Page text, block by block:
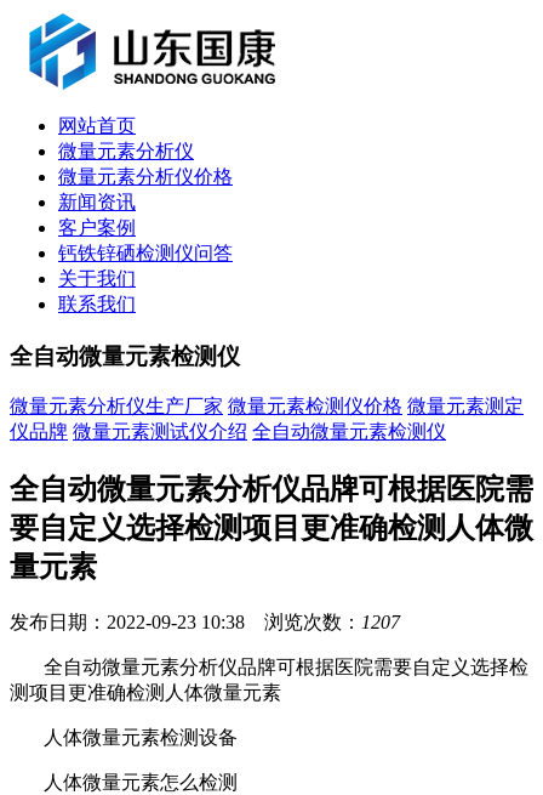
网站首页
微量元素分析仪
微量元素分析仪价格
新闻资讯
客户案例
钙铁锌硒检测仪问答
关于我们
联系我们
全自动微量元素检测仪
微量元素分析仪生产厂家 微量元素检测仪价格 微量元素测定
仪品牌 微量元素测试仪介绍 全自动微量元素检测仪
全自动微量元素分析仪品牌可根据医院需
要自定义选择检测项目更准确检测人体微
量元素
发布日期：2022-09-23 10:38 浏览次数： 1207
全自动微量元素分析仪品牌可根据医院需要自定义选择检
测项目更准确检测人体微量元素
人体微量元素检测设备
人体微量元素怎么检测